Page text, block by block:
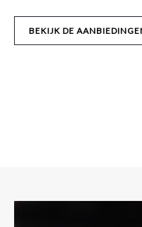
BEKIJK DE